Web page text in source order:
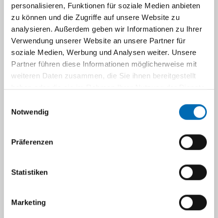
personalisieren, Funktionen für soziale Medien anbieten
zu können und die Zugriffe auf unsere Website zu
analysieren. Außerdem geben wir Informationen zu Ihrer
Verwendung unserer Website an unsere Partner für
soziale Medien, Werbung und Analysen weiter. Unsere
Partner führen diese Informationen möglicherweise mit
weiteren Daten zusammen, die Sie ihnen bereitgestellt
haben oder die sie im Rahmen Ihrer Nutzung der Dienste
Notwendig
Präferenzen
Statistiken
Marketing
Prof. Dr. med. Stefan Knecht
stefan.knecht@uni-duesseldorf.de
Navigation
We work at the intersection between
neurorestorative care linking the Institute of